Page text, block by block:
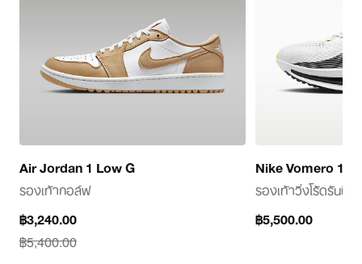
Air Jordan 1 Low G
รองเท้ากอล์ฟ
current
price
฿3,240.00
฿5,400.00
Nike Vomero 18
รองเท้าวิ่งโร้ดรันนิ่
฿5,500.00
฿5,500.00